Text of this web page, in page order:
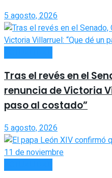
5 agosto, 2026
Tras el revés en el
renuncia de Victoria
paso al costado”
5 agosto, 2026